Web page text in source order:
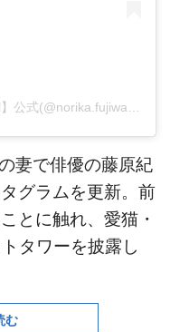
妻で俳優の藤原紀
グラムを更新。前
とに触れ、愛猫・
タワーを披露し
む